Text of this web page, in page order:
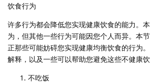
饮食行为
许多行为都会降低您实现健康饮食的能力。
为，但其他一些行为可能因您个人而异。本
正那些可能妨碍您实现健康均衡饮食的行为
解释，以及一些可以帮助您避免这些不健康饮
不吃饭